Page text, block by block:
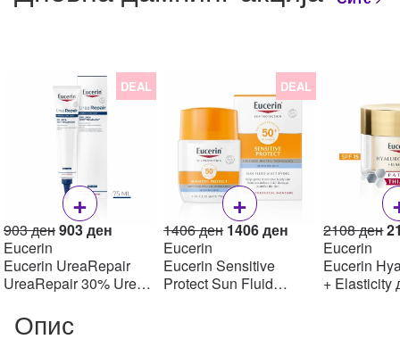
DEAL
+
903денOriginal
was:
903 ден.
903ден
is:
903 ден.
Eucerin
Eucerin UreaRepair
UreaRepair 30% Urea
30% уреа 75 мл
DEAL
+
1406ден Original
was:
1406 ден.
1406ден Current
1406 ден.
Eucerin
Eucerin Sensitive
Protect Sun Fluid
2108ден
Eucerin
Eucerin
+ Elasticity
Опис